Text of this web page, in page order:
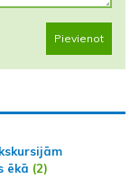
Pievienot
ēkā (2)